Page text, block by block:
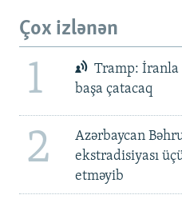
Çox izlənən
1
Tramp: İranla
başa çatacaq
2
Azərbaycan
ekstradisiyası
etməyib